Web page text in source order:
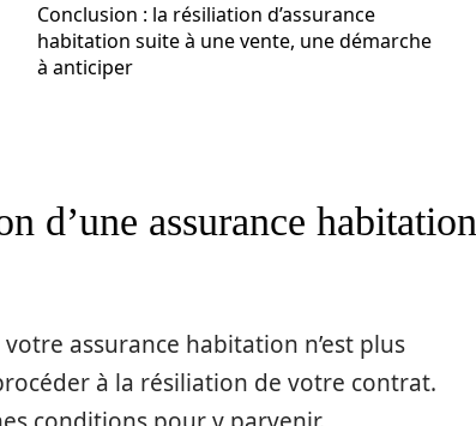
Conclusion : la résiliation d’assurance
habitation suite à une vente, une démarche
à anticiper
d’une assurance habitation
assurance habitation n’est plus
à la résiliation de votre contrat.